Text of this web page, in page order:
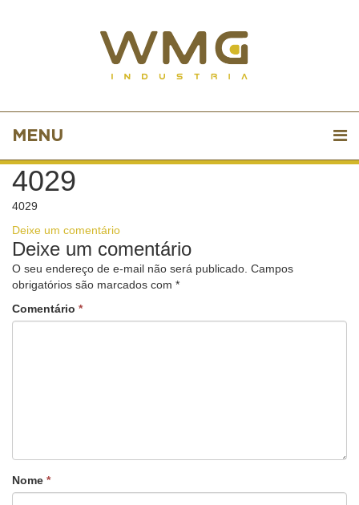
MENU
4029
4029
Deixe um comentário
Deixe um comentário
O seu endereço de e-mail não será publicado. Campos
obrigatórios são marcados com *
Comentário *
Nome *